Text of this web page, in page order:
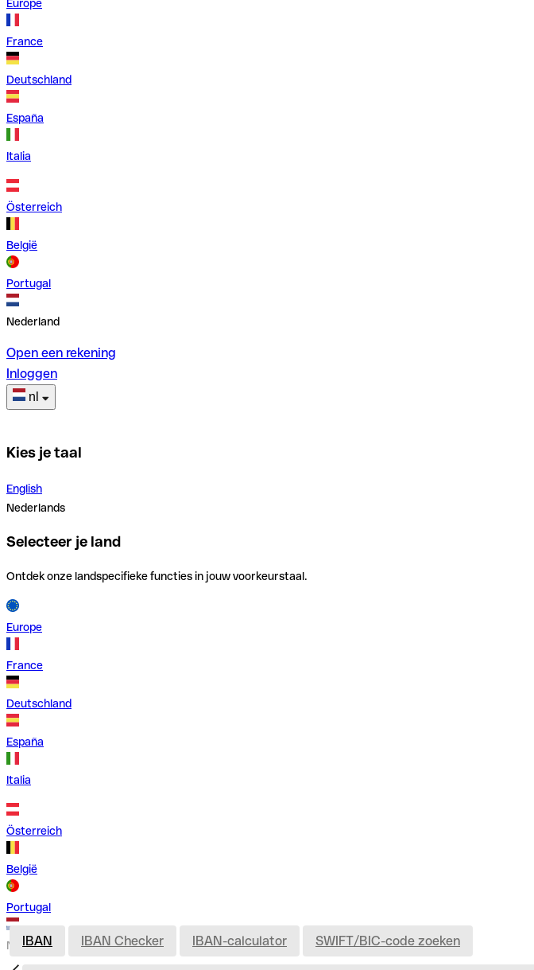
Europe
France
Deutschland
España
Italia
Österreich
België
Portugal
Nederland
Open een rekening
Inloggen
nl
Kies je taal
English
Nederlands
Selecteer je land
Ontdek onze landspecifieke functies in jouw voorkeurstaal.
Europe
France
Deutschland
España
Italia
Österreich
België
Portugal
Nederland
IBAN IBAN Checker IBAN-calculator SWIFT/BIC-code zoeken